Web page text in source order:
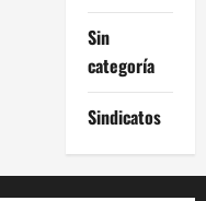
Sin
categoría
Sindicatos